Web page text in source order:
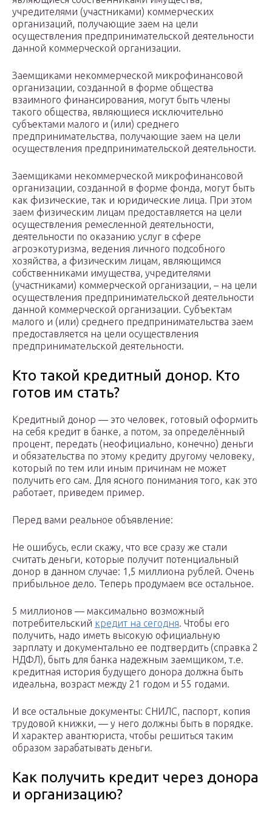
учредителями (участниками) коммерческих
организаций, получающие заем на цели
осуществления предпринимательской деятельности
данной коммерческой организации.
Заемщиками некоммерческой микрофинансовой
организации, созданной в форме общества
взаимного финансирования, могут быть члены
такого общества, являющиеся исключительно
субъектами малого и (или) среднего
предпринимательства, получающие заем на цели
осуществления предпринимательской деятельности.
Заемщиками некоммерческой микрофинансовой
организации, созданной в форме фонда, могут быть
как физические, так и юридические лица. При этом
заем физическим лицам предоставляется на цели
осуществления ремесленной деятельности,
деятельности по оказанию услуг в сфере
агроэкотуризма, ведения личного подсобного
хозяйства, а физическим лицам, являющимся
собственниками имущества, учредителями
(участниками) коммерческой организации, – на цели
осуществления предпринимательской деятельности
данной коммерческой организации. Субъектам
малого и (или) среднего предпринимательства заем
предоставляется на цели осуществления
предпринимательской деятельности.
Кто такой кредитный донор. Кто
готов им стать?
Кредитный донор — это человек, готовый оформить
на себя кредит в банке, а потом, за определённый
процент, передать (неофициально, конечно) деньги
и обязательства по этому кредиту другому человеку,
который по тем или иным причинам не может
получить его сам. Для ясного понимания того, как это
работает, приведем пример.
Перед вами реальное объявление:
Не ошибусь, если скажу, что все сразу же стали
считать деньги, которые получит потенциальный
донор в данном случае: 1,5 миллиона рублей. Очень
прибыльное дело. Теперь продумаем все остальное.
5 миллионов — максимально возможный
потребительский кредит на сегодня. Чтобы его
получить, надо иметь высокую официальную
зарплату и документально ее подтвердить (справка 2
НДФЛ), быть для банка надежным заемщиком, т.е.
кредитная история будущего донора должна быть
идеальна, возраст между 21 годом и 55 годами.
И все остальные документы: СНИЛС, паспорт, копия
трудовой книжки, — у него должны быть в порядке.
И характер авантюриста, чтобы решиться таким
образом зарабатывать деньги.
Как получить кредит через донора
и организацию?